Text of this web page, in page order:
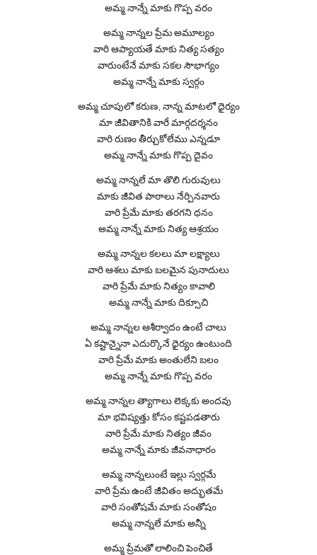
అమ్మ నాన్నే మాకు గొప్ప వరం
అమ్మ నాన్నల ప్రేమ అమూల్యం
వారి ఆప్యాయతే మాకు నిత్య సత్యం
వారుంటేనే మాకు సకల సౌభాగ్యం
అమ్మ నాన్నే మాకు స్వర్గం
అమ్మ చూపులో కరుణ, నాన్న మాటలో ధైర్యం
మా జీవితానికి వారే మార్గదర్శనం
వారి రుణం తీర్చుకోలేము ఎన్నడూ
అమ్మ నాన్నే మాకు గొప్ప దైవం
అమ్మ నాన్నలే మా తొలి గురువులు
మాకు జీవిత పాఠాలు నేర్పినవారు
వారి ప్రేమే మాకు తరగని ధనం
అమ్మ నాన్నే మాకు నిత్య ఆశ్రయం
అమ్మ నాన్నల కలలు మా లక్ష్యాలు
వారి ఆశలు మాకు బలమైన పునాదులు
వారి ప్రేమే మాకు నిత్యం కావాలి
అమ్మ నాన్నే మాకు దిక్సూచి
అమ్మ నాన్నల ఆశీర్వాదం ఉంటే చాలు
ఏ కష్టాన్నైనా ఎదుర్కొనే ధైర్యం ఉంటుంది
వారి ప్రేమే మాకు అంతులేని బలం
అమ్మ నాన్నే మాకు గొప్ప వరం
అమ్మ నాన్నల త్యాగాలు లెక్కకు అందవు
మా భవిష్యత్తు కోసం కష్టపడతారు
వారి ప్రేమే మాకు నిత్యం జీవం
అమ్మ నాన్నే మాకు జీవనాధారం
అమ్మ నాన్నలుంటే ఇల్లు స్వర్గమే
వారి ప్రేమ ఉంటే జీవితం అద్భుతమే
వారి సంతోషమే మాకు సంతోషం
అమ్మ నాన్నలే మాకు అన్నీ
అమ్మ ప్రేమతో లాలించి పెంచితే